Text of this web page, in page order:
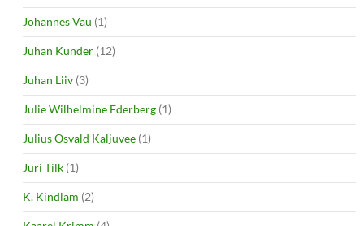
Johannes Vau (1)
Juhan Kunder (12)
Juhan Liiv (3)
Julie Wilhelmine Ederberg (1)
Julius Osvald Kaljuvee (1)
Jüri Tilk (1)
K. Kindlam (2)